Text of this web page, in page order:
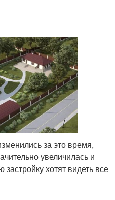
за это время,
увеличилась и
хотят видеть все